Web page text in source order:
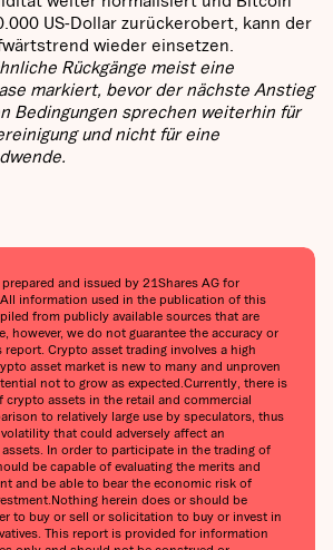
US-Dollar zurückerobert, kann der
wieder einsetzen.
Rückgänge meist eine
markiert, bevor der nächste Anstieg
Bedingungen sprechen weiterhin für
und nicht für eine
and issued by 21Shares AG for
information used in the publication of this
from publicly available sources that are
however, we do not guarantee the accuracy or
Crypto asset trading involves a high
asset market is new to many and unproven
not to grow as expected.‍Currently, there is
crypto assets in the retail and commercial
to relatively large use by speculators, thus
that could adversely affect an
In order to participate in the trading of
be capable of evaluating the merits and
and be able to bear the economic risk of
herein does or should be
to buy or sell or solicitation to buy or invest in
This report is provided for information